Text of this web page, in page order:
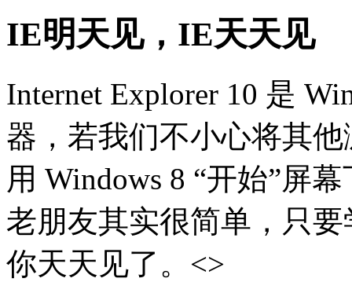
IE明天见，IE天天见
Internet Explorer 10 是
器，若我们不小心将其
用 Windows 8 “开始”屏
老朋友其实很简单，只
你天天见了。<>